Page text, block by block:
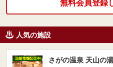
無料会員登録
人気の施設
さがの温泉 天山の湯